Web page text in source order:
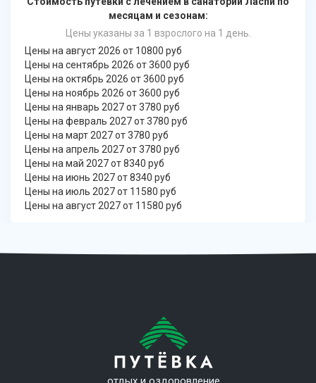
месяцам и сезонам:
Цены указаны за 1 взрослого на 1 день.
Цены на август 2026 от 10800 руб
Цены на сентябрь 2026 от 3600 руб
Цены на октябрь 2026 от 3600 руб
Цены на ноябрь 2026 от 3600 руб
Цены на январь 2027 от 3780 руб
Цены на февраль 2027 от 3780 руб
Цены на март 2027 от 3780 руб
Цены на апрель 2027 от 3780 руб
Цены на май 2027 от 8340 руб
Цены на июнь 2027 от 8340 руб
Цены на июль 2027 от 11580 руб
Цены на август 2027 от 11580 руб